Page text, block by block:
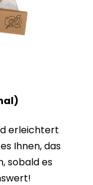
erleichtert
Ihnen, das
sobald es